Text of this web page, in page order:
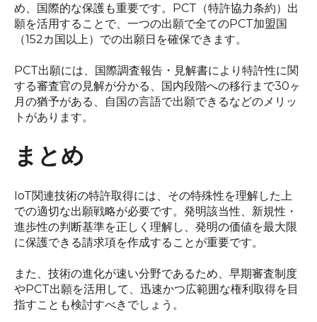
め、国際的な保護も重要です。PCT（特許協力条約）出
願を活用することで、一つの出願で全てのPCT加盟国
（152カ国以上）での出願日を確保できます。
PCT出願には、国際調査報告・見解書により特許性に関
する審査官の見解が分かる、国内段階への移行まで30ヶ
月の猶予がある、自国の言語で出願できるなどのメリッ
トがあります。
まとめ
IoT関連技術の特許取得には、その特殊性を理解した上
での適切な出願戦略が必要です。発明該当性、新規性・
進歩性の判断基準を正しく理解し、発明の価値を最大限
に保護できる請求項を作成することが重要です。
また、技術の進化が速い分野であるため、早期審査制度
やPCT出願を活用して、迅速かつ広範囲な権利取得を目
指すことも検討すべきでしょう。